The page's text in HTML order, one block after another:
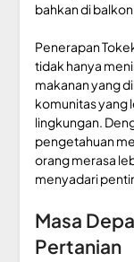
bahkan di
Penerapan
tidak hanya
makanan yang
komunitas yang
lingkungan.
pengetahuan
orang merasa
menyadari
Masa
Pertanian